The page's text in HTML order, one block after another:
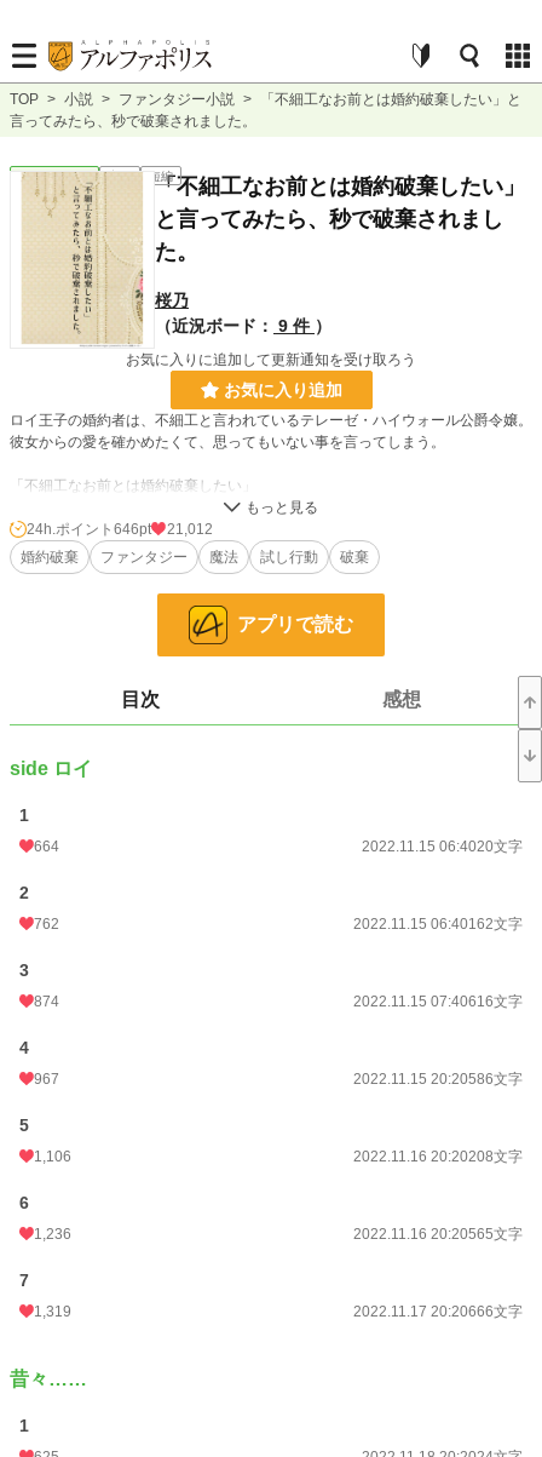
TOP > 小説 > ファンタジー小説 >
「不細工なお前とは婚約破棄したい」と
言ってみたら、秒で破棄されました。
ファンタジー 完結 短編
「不細工なお前とは婚約破棄したい」
と言ってみたら、秒で破棄されまし
た。
桜乃
（近況ボード： 9 件 ）
お気に入りに追加して更新通知を受け取ろう
お気に入り追加
ロイ王子の婚約者は、不細工と言われているテレーゼ・ハイウォール公爵令嬢。
彼女からの愛を確かめたくて、思ってもいない事を言ってしまう。
「不細工なお前とは婚約破棄したい」
この一言が重要な言葉だなんて思いもよらずに。
※短編です。11/21に完結いたします。
※1回の投稿文字数は少な目です。
※前半と後半はストーリーの雰囲気が変わります。
表紙は「かんたん表紙メーカー２」にて作成いたしました。
❇❇❇❇❇❇❇❇❇
2024年10月追記
お読みいただき、ありがとうございます。
こちらの作品は完結しておりますが、10月20日より「番外編 バストリー・ア
ルマンの事情」を追加投稿致しますので、一旦、表記が連載中になります。ご了
バストリー・アルマンって誰やねん……という読者様のお声が聞こえてきそ
ロイ王子の側近です。（←言っちゃう作者 笑）
記となりますこと、ご容赦いただけますと幸いです。
24h.ポイント
文字数
24h.ポイント 646pt
21,012
婚約破棄
ファンタジー 魔法 試し行動 破棄
アプリで読む
目次 感想
side ロイ
1
664 2022.11.15 06:4020文字
2
762 2022.11.15 06:40162文字
3
874 2022.11.15 07:40616文字
4
967 2022.11.15 20:20586文字
5
1,106 2022.11.16 20:20208文字
6
1,236 2022.11.16 20:20565文字
7
1,319 2022.11.17 20:20666文字
昔々……
1